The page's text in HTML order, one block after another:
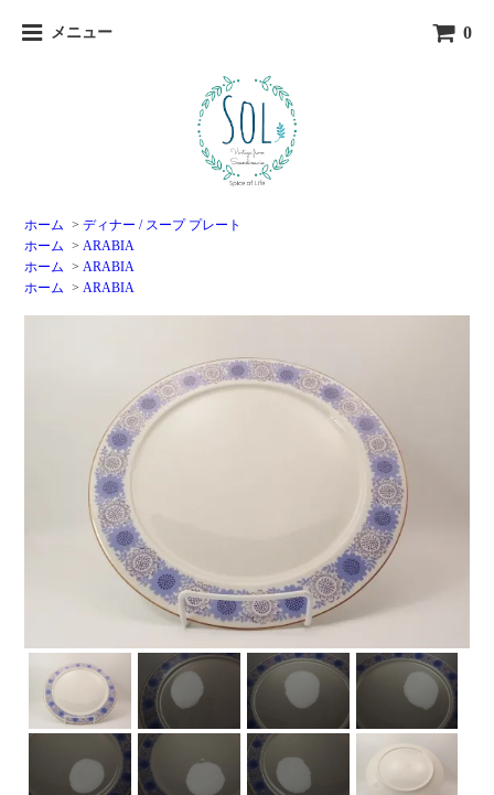
メニュー 0
ホーム >ディナー / スープ プレート
ホーム > ARABIA
ホーム > ARABIA
ホーム > ARABIA